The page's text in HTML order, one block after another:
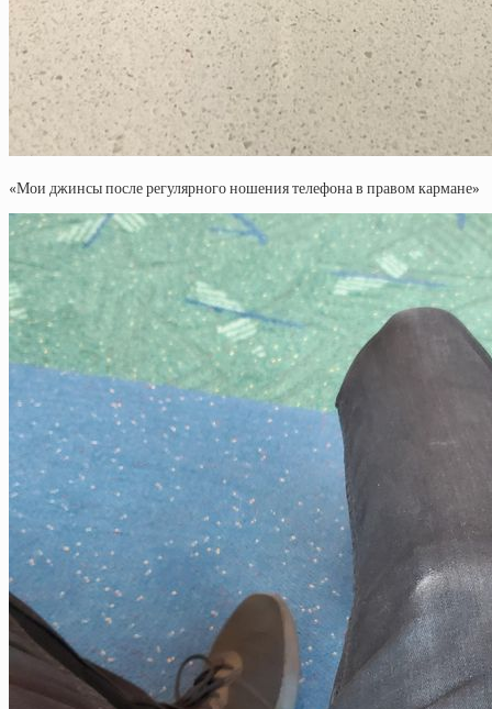
«Мои джинсы после регулярного ношения телефона в правом кармане»